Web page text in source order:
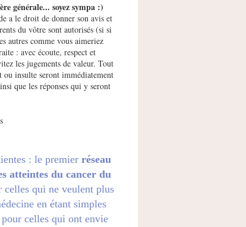
générale... soyez sympa :)
a le droit de donner son avis et
du vôtre sont autorisés (si si
autres comme vous aimeriez
: avec écoute, respect et
les jugements de valeur. Tout
ou insulte seront immédiatement
que les réponses qui y seront
: le premier réseau
atteintes du cancer du
celles qui ne veulent plus
en étant simples
celles qui ont envie